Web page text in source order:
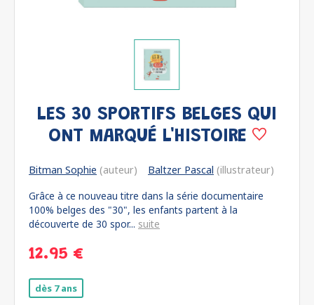
LES 30 SPORTIFS BELGES QUI
ONT MARQUÉ L'HISTOIRE
Bitman Sophie (auteur) Baltzer Pascal (illustrateur)
Grâce à ce nouveau titre dans la série documentaire
100% belges des "30", les enfants partent à la
découverte de 30 spor... suite
12.95 €
dès 7 ans